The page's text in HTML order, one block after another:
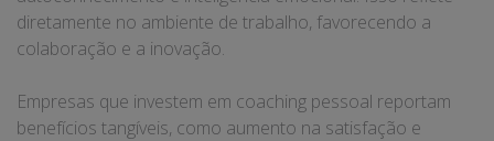
diretamente no ambiente de trabalho, favorecendo a
colaboração e a inovação.
Empresas que investem em coaching pessoal reportam
benefícios tangíveis, como aumento na satisfação e